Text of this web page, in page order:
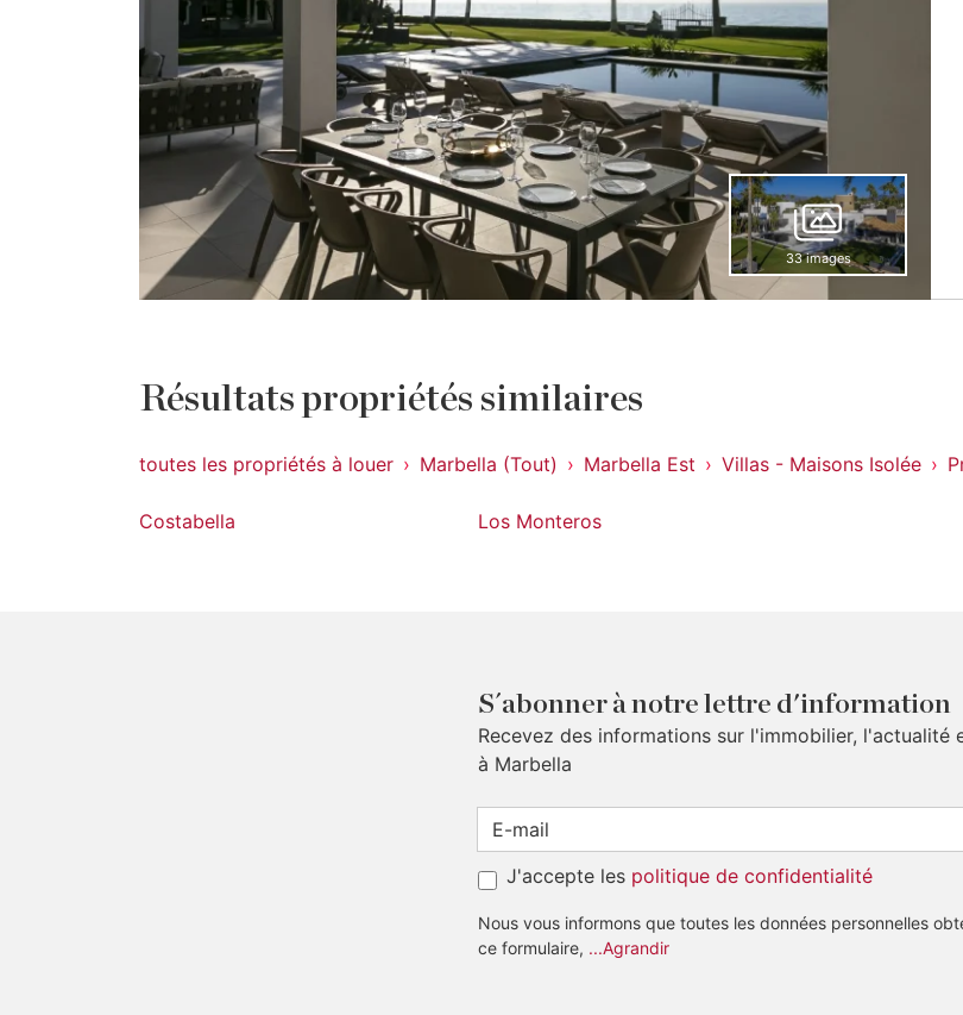
33 images
Résultats propriétés similaires
toutes les propriétés à louer Marbella (Tout) Marbella Est Villas - Maisons Isolée
Costabella Los Monteros
S´abonner à notre lettre d'information
Recevez des informations sur l'immobilier, l'actualité
à Marbella
J'accepte les politique de confidentialité
Nous vous informons que toutes les données personnelles
ce formulaire, ...Agrandir